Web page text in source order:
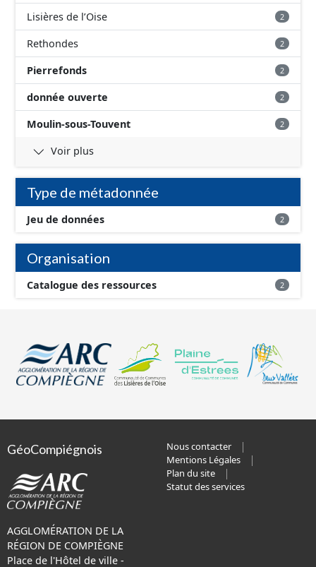
Lisières de l’Oise 2
Rethondes 2
Pierrefonds 2
donnée ouverte 2
Moulin-sous-Touvent 2
Voir plus
Type de métadonnée
Jeu de données 2
Organisation
Catalogue des ressources 2
GéoCompiégnois
AGGLOMÉRATION DE LA
RÉGION DE COMPIÈGNE
Place de l'Hôtel de ville -
Nous contacter
Mentions Légales
Plan du site
Statut des services